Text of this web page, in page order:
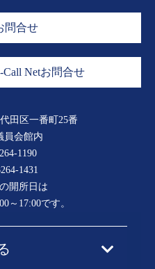
問合せ
Netお問合せ
代田区一番町25番
員会館内
1190
1431
開所日は
～17:00です。